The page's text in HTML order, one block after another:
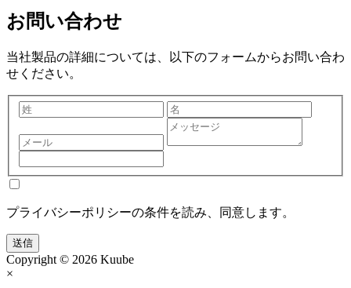
お問い合わせ
当社製品の詳細については、以下のフォームからお問い合わ
せください。
プライバシーポリシーの条件を読み、同意します。
送信
Copyright © 2026 Kuube
×